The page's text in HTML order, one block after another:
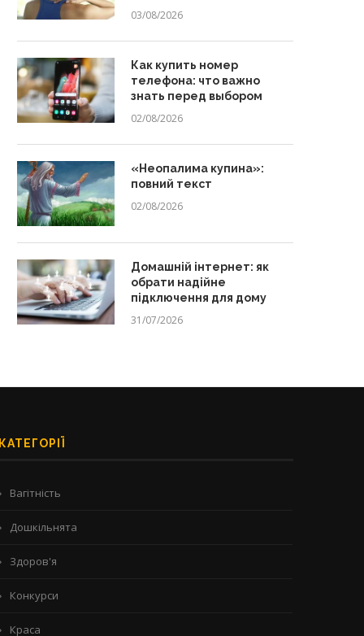
03/08/2026
Как купить номер
телефона: что важно
знать перед выбором
02/08/2026
«Неопалима купина»:
повний текст
02/08/2026
Домашній інтернет: як
обрати надійне
підключення для дому
31/07/2026
КАТЕГОРІЇ
Вагітність
Дошкільнята
Здоров'я
Конкурси
Краса